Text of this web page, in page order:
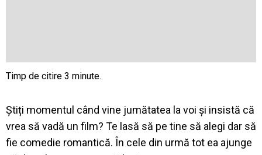
Știți momentul când vine jumătatea la voi și insistă că
vrea să vadă un film? Te lasă să pe tine să alegi dar să
fie comedie romantică. În cele din urmă tot ea ajunge